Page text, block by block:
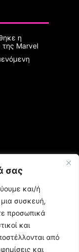
σας
και/ή
συσκευή,
προσωπικά
και
από
και
η
της Marvel
του
στον
στο